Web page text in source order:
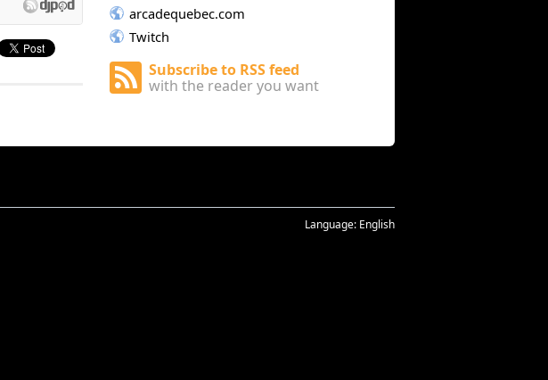
arcadequebec.com
Twitch
Subscribe to RSS feed
with the reader you want
Language: English